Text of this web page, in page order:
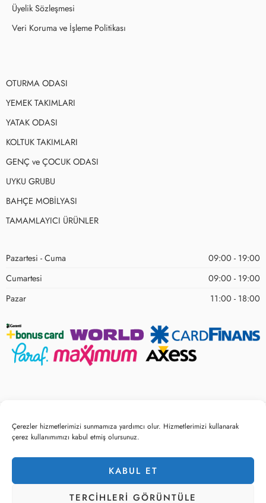
Çerezler hizmetlerimizi sunmamıza yardımcı olur. Hizmetlerimizi kullanarak
çerez kullanımımızı kabul etmiş olursunuz.
KABUL ET
TERCIHLERI ​​GÖRÜNTÜLE
Üyelik Sözleşmesi
Veri Koruma ve İşleme Politikası
OTURMA ODASI
YEMEK TAKIMLARI
YATAK ODASI
KOLTUK TAKIMLARI
GENÇ ve ÇOCUK ODASI
UYKU GRUBU
BAHÇE MOBİLYASI
TAMAMLAYICI ÜRÜNLER
Pazartesi - Cuma
09:00 - 19:00
Cumartesi
09:00 - 19:00
Pazar
11:00 - 18:00
© 2023 – Tüm hakları saklıdır! Sitemo Mobilya